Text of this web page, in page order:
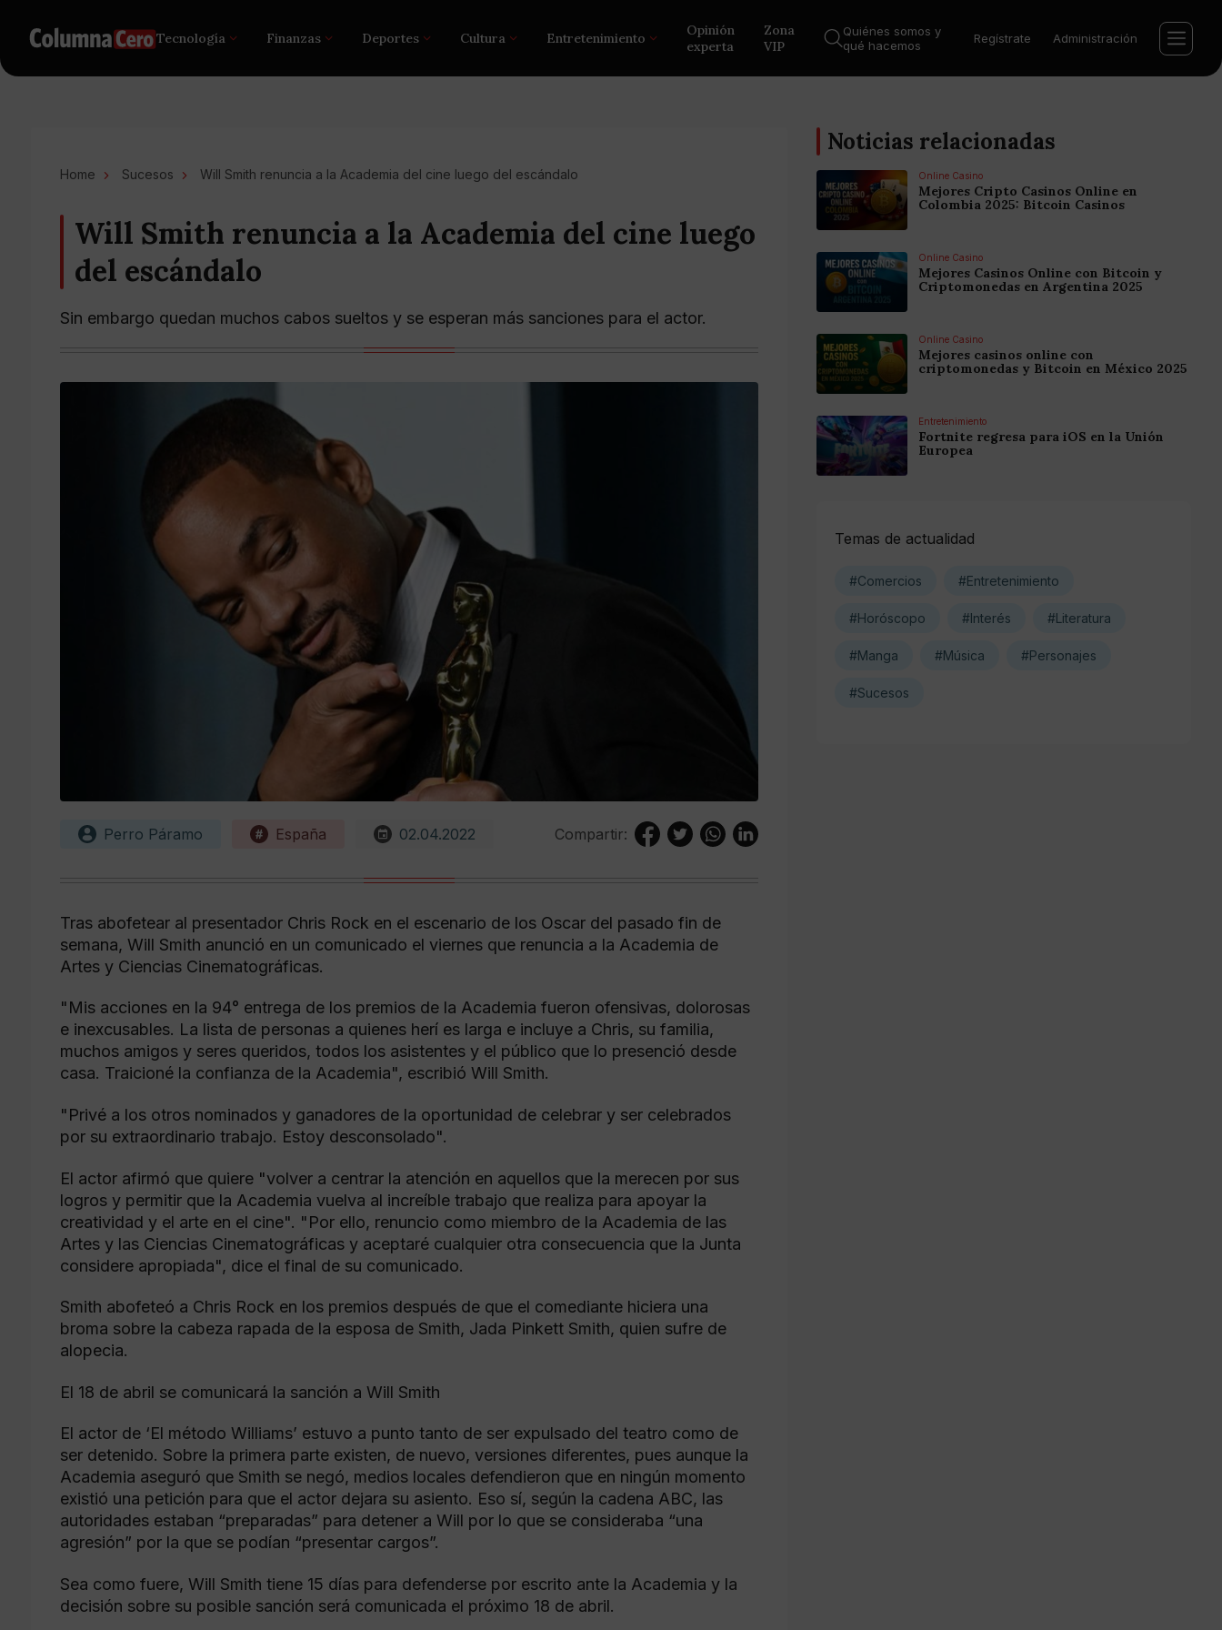
Tecnología Finanzas Deportes Cultura Entretenimiento
Opinión
experta
Zona
VIP
Quiénes somos y
qué hacemos
Regístrate Administración
Home Sucesos Will Smith renuncia a la Academia del cine luego del escándalo
Will Smith renuncia a la Academia del cine luego
del escándalo
Sin embargo quedan muchos cabos sueltos y se esperan más sanciones para el actor.
Perro Páramo España 02.04.2022 Compartir:
Tras abofetear al presentador Chris Rock en el escenario de los Oscar del pasado fin de
semana, Will Smith anunció en un comunicado el viernes que renuncia a la Academia de
Artes y Ciencias Cinematográficas.
"Mis acciones en la 94° entrega de los premios de la Academia fueron ofensivas, dolorosas
e inexcusables. La lista de personas a quienes herí es larga e incluye a Chris, su familia,
muchos amigos y seres queridos, todos los asistentes y el público que lo presenció desde
casa. Traicioné la confianza de la Academia", escribió Will Smith.
"Privé a los otros nominados y ganadores de la oportunidad de celebrar y ser celebrados
por su extraordinario trabajo. Estoy desconsolado".
El actor afirmó que quiere "volver a centrar la atención en aquellos que la merecen por sus
logros y permitir que la Academia vuelva al increíble trabajo que realiza para apoyar la
creatividad y el arte en el cine". "Por ello, renuncio como miembro de la Academia de las
Artes y las Ciencias Cinematográficas y aceptaré cualquier otra consecuencia que la Junta
considere apropiada", dice el final de su comunicado.
Smith abofeteó a Chris Rock en los premios después de que el comediante hiciera una
broma sobre la cabeza rapada de la esposa de Smith, Jada Pinkett Smith, quien sufre de
alopecia.
El 18 de abril se comunicará la sanción a Will Smith
El actor de ‘El método Williams’ estuvo a punto tanto de ser expulsado del teatro como de
ser detenido. Sobre la primera parte existen, de nuevo, versiones diferentes, pues aunque la
Academia aseguró que Smith se negó, medios locales defendieron que en ningún momento
existió una petición para que el actor dejara su asiento. Eso sí, según la cadena ABC, las
autoridades estaban “preparadas” para detener a Will por lo que se consideraba “una
agresión” por la que se podían “presentar cargos”.
Sea como fuere, Will Smith tiene 15 días para defenderse por escrito ante la Academia y la
decisión sobre su posible sanción será comunicada el próximo 18 de abril.
Noticias relacionadas
Online Casino
Mejores Cripto Casinos Online en
Colombia 2025: Bitcoin Casinos
Online Casino
Mejores Casinos Online con Bitcoin y
Criptomonedas en Argentina 2025
Online Casino
Mejores casinos online con
criptomonedas y Bitcoin en México 2025
Entretenimiento
Fortnite regresa para iOS en la Unión
Europea
Temas de actualidad
#Comercios #Entretenimiento
#Horóscopo #Interés #Literatura
#Manga #Música #Personajes
#Sucesos